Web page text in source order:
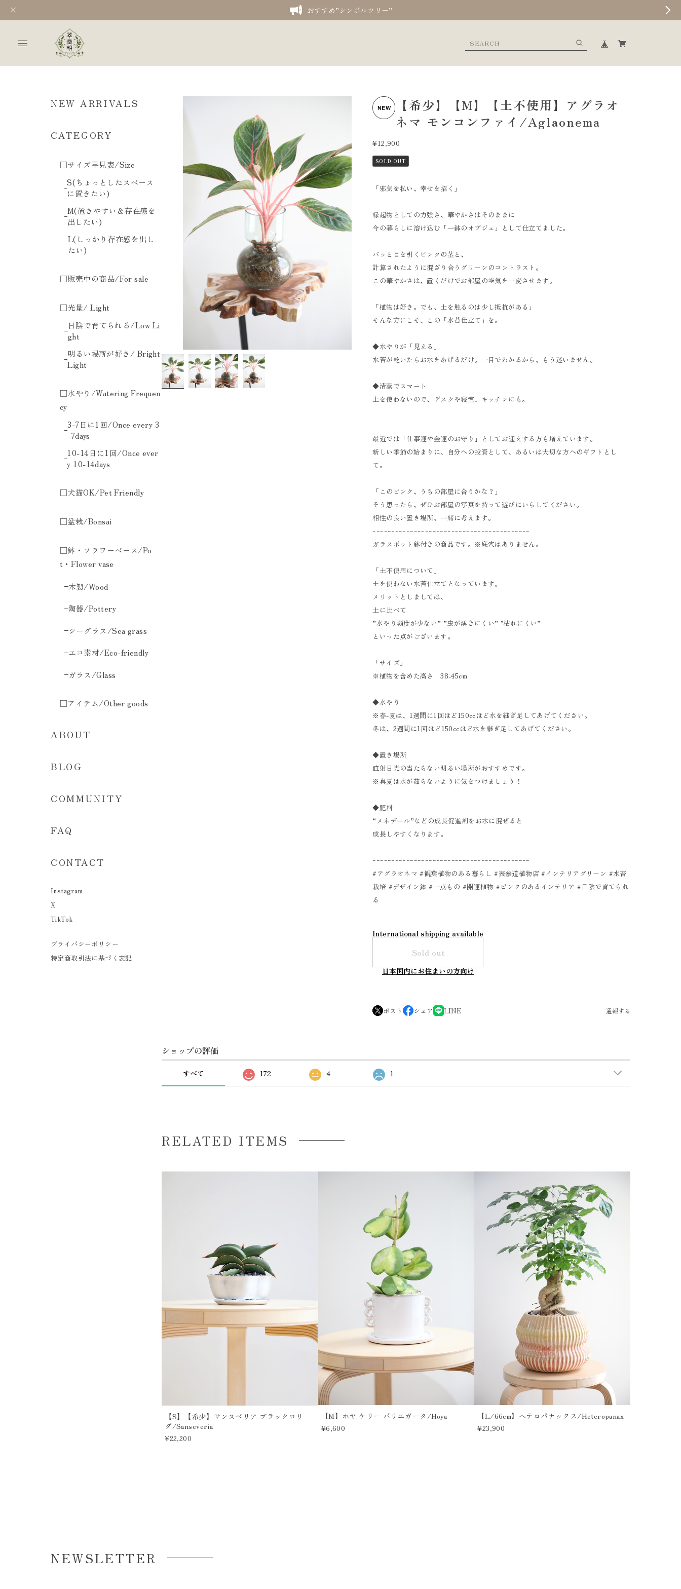
おすすめ”シンボルツリー”
NEW ARRIVALS
CATEGORY
□サイズ早見表/Size
S(ちょっとしたスペース
に置きたい)
M(置きやすい＆存在感を
出したい)
L(しっかり存在感を出し
たい)
□販売中の商品/For sale
□光量/ Light
日陰で育てられる/Low Li
ght
明るい場所が好き/ Bright
Light
□水やり/Watering Frequen
cy
3-7日に1回/Once every 3
-7days
10-14日に1回/Once ever
y 10-14days
□犬猫OK/Pet Friendly
□盆栽/Bonsai
□鉢・フラワーベース/Po
t・Flower vase
木製/Wood
陶器/Pottery
シーグラス/Sea grass
エコ素材/Eco-friendly
ガラス/Glass
□アイテム/Other goods
ABOUT
BLOG
COMMUNITY
FAQ
CONTACT
Instagram
X
TikTok
プライバシーポリシー
特定商取引法に基づく表記
【希少】【M】【土不使用】アグラオ
ネマ モンコンファイ/Aglaonema
¥12,900
SOLD OUT
「邪気を払い、幸せを招く」
縁起物としての力強さ、華やかさはそのままに
今の暮らしに溶け込む「一鉢のオブジェ」として仕立てました。
パッと目を引くピンクの茎と、
計算されたように混ざり合うグリーンのコントラスト。
この華やかさは、置くだけでお部屋の空気を一変させます。
「植物は好き。でも、土を触るのは少し抵抗がある」
そんな方にこそ、この「水苔仕立て」を。
◆水やりが「見える」
水苔が乾いたらお水をあげるだけ。一目でわかるから、もう迷いません。
◆清潔でスマート
土を使わないので、デスクや寝室、キッチンにも。
最近では「仕事運や金運のお守り」としてお迎えする方も増えています。
新しい季節の始まりに、自分への投資として、あるいは大切な方へのギフトとし
て。
「このピンク、うちの部屋に合うかな？」
そう思ったら、ぜひお部屋の写真を持って遊びにいらしてください。
相性の良い置き場所、一緒に考えます。
ｰｰｰｰｰｰｰｰｰｰｰｰｰｰｰｰｰｰｰｰｰｰｰｰｰｰｰｰｰｰｰｰｰｰｰｰｰｰｰｰｰｰ
ガラスポット鉢付きの商品です。※底穴はありません。
「土不使用について」
土を使わない水苔仕立てとなっています。
メリットとしましては、
土に比べて
”水やり頻度が少ない” ”虫が湧きにくい” "枯れにくい”
といった点がございます。
「サイズ」
※植物を含めた高さ 38-45cm
◆水やり
※春-夏は、1週間に1回ほど150ccほど水を継ぎ足してあげてください。
冬は、2週間に1回ほど150ccほど水を継ぎ足してあげてください。
◆置き場所
直射日光の当たらない明るい場所がおすすめです。
※真夏は水が茹らないように気をつけましょう！
◆肥料
“メネデール”などの成長促進剤をお水に混ぜると
成長しやすくなります。
ｰｰｰｰｰｰｰｰｰｰｰｰｰｰｰｰｰｰｰｰｰｰｰｰｰｰｰｰｰｰｰｰｰｰｰｰｰｰｰｰｰｰ
#アグラオネマ #観葉植物のある暮らし #表参道植物店 #インテリアグリーン #水苔
栽培 #デザイン鉢 #一点もの #開運植物 #ピンクのあるインテリア #日陰で育てられ
る
International shipping available
Sold out
日本国内にお住まいの方向け
ポスト シェア LINE 通報する
ショップの評価
すべて 172 4 1
RELATED ITEMS
【S】【希少】サンスベリア ブラックロリ
ダ/Sanseveria
¥22,200
【M】ホヤ ケリー バリエガータ/Hoya
¥6,600
【L/66cm】ヘテロパナックス/Heteropanax
¥23,900
NEWSLETTER